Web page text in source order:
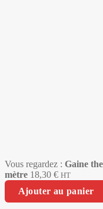
Vous regardez : Gaine
mètre 18,30 € HT
Ajouter au panier